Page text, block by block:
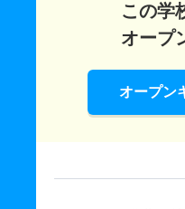
この学
オープ
オープン